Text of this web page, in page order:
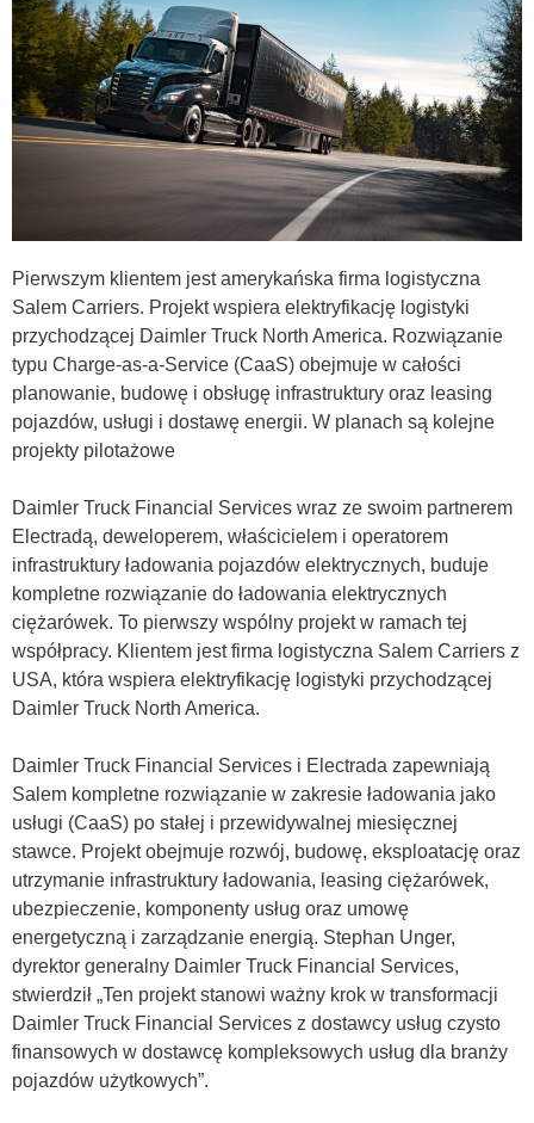
Pierwszym klientem jest amerykańska firma logistyczna
Salem Carriers. Projekt wspiera elektryfikację logistyki
przychodzącej Daimler Truck North America. Rozwiązanie
typu Charge-as-a-Service (CaaS) obejmuje w całości
planowanie, budowę i obsługę infrastruktury oraz leasing
pojazdów, usługi i dostawę energii. W planach są kolejne
projekty pilotażowe
Daimler Truck Financial Services wraz ze swoim partnerem
Electradą, deweloperem, właścicielem i operatorem
infrastruktury ładowania pojazdów elektrycznych, buduje
kompletne rozwiązanie do ładowania elektrycznych
ciężarówek. To pierwszy wspólny projekt w ramach tej
współpracy. Klientem jest firma logistyczna Salem Carriers z
USA, która wspiera elektryfikację logistyki przychodzącej
Daimler Truck North America.
Daimler Truck Financial Services i Electrada zapewniają
Salem kompletne rozwiązanie w zakresie ładowania jako
usługi (CaaS) po stałej i przewidywalnej miesięcznej
stawce. Projekt obejmuje rozwój, budowę, eksploatację oraz
utrzymanie infrastruktury ładowania, leasing ciężarówek,
ubezpieczenie, komponenty usług oraz umowę
energetyczną i zarządzanie energią. Stephan Unger,
dyrektor generalny Daimler Truck Financial Services,
stwierdził „Ten projekt stanowi ważny krok w transformacji
Daimler Truck Financial Services z dostawcy usług czysto
finansowych w dostawcę kompleksowych usług dla branży
pojazdów użytkowych”.